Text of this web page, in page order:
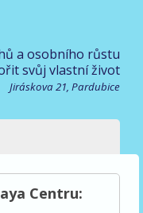
a osobního růstu
svůj vlastní život
Jiráskova 21, Pardubice
Centru: